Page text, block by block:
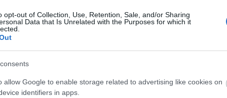
opt-out of Collection, Use, Retention, Sale, and/or Sharing
Data that Is Unrelated with the Purposes for which it
allow Google to enable storage related to advertising like cookies on
identifiers in apps.
tengerentúlos és erősen irodalmi volt a három évtizede
és örökmozgó vezetőjének idei éve, és még nagyon nincs
például újrajátsszák az idén 30 éves Shalom című albumukat, ma
TOVÁBB →